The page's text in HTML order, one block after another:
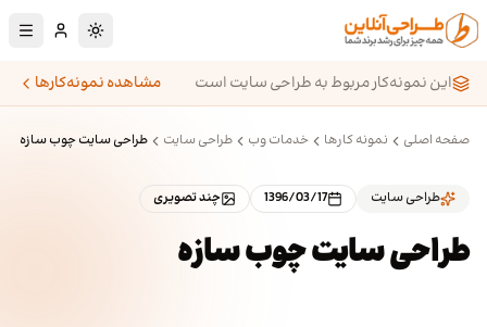
پرش به محتوای اصلی
تغییر به حالت
این نمونه‌کار مربوط به طراحی سایت است
مشاهده نمونه‌کارها
صفحه اصلی نمونه کارها خدمات وب طراحی سایت طراحی سایت چوب سازه
طراحی سایت 1396/03/17 چند تصویری
طراحی سایت چوب سازه